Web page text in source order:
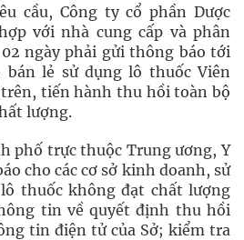
cầu, Công ty cổ phần Dược
với nhà cung cấp và phân
ngày phải gửi thông báo tới
bán lẻ sử dụng lô thuốc Viên
tiến hành thu hồi toàn bộ
lượng.
phố trực thuộc Trung ương, Y
cho các cơ sở kinh doanh, sử
thuốc không đạt chất lượng
tin về quyết định thu hồi
tin điện tử của Sở; kiểm tra